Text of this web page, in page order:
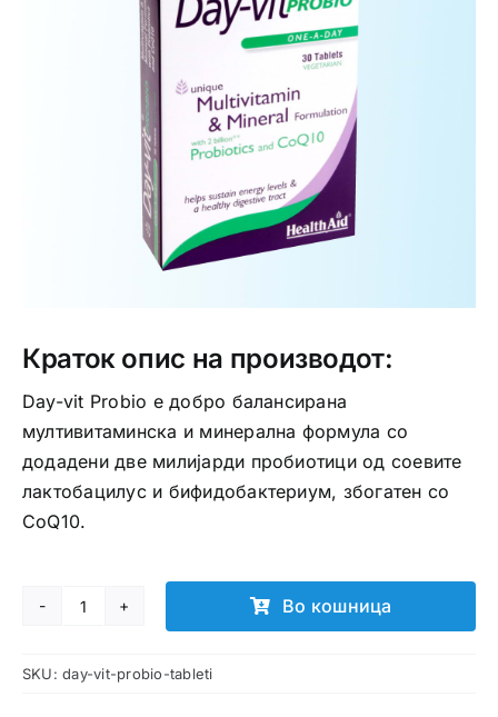
Лична хигиена
Медицински апрати
Нега на кожа
Краток опис на производот:
Day-vit Probio е добро балансирана
мултивитаминска и минерална формула со
додадени две милијарди пробиотици од соевите
лактобацилус и бифидобактериум, збогатен со
CoQ10.
Day
Probio
Во кошница
SKU:day-vit-probio-tableti